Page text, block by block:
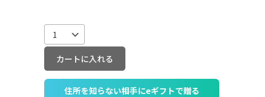
カートに入れる
住所を知らない相手にeギフトで贈る